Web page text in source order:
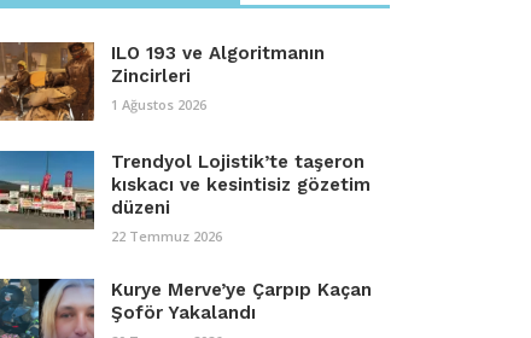
ILO 193 ve Algoritmanın
Zincirleri
1 Ağustos 2026
Trendyol Lojistik’te taşeron
kıskacı ve kesintisiz gözetim
düzeni
22 Temmuz 2026
Kurye Merve’ye Çarpıp Kaçan
Şoför Yakalandı